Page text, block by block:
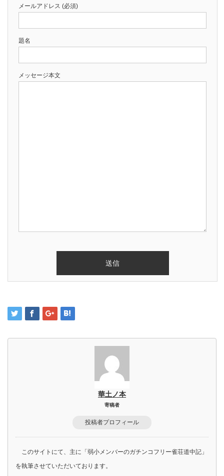
メールアドレス (必須)
題名
メッセージ本文
華土ノ本
寄稿者
投稿者プロフィール
このサイトにて、主に「弱小メンバーのガチンコフリー雀荘道中記」
を執筆させていただいております。